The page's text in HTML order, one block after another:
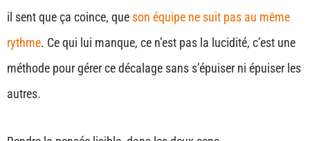
il sent que ça coince, que son équipe ne suit pas au même
rythme. Ce qui lui manque, ce n’est pas la lucidité, c’est une
méthode pour gérer ce décalage sans s’épuiser ni épuiser les
autres.